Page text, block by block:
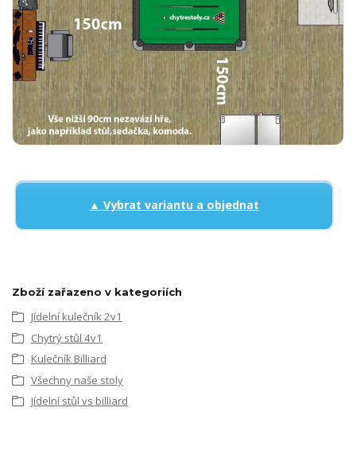
▲ Vybrat variantu a objednat
Zboží zařazeno v kategoriích
Jídelní kulečník 2v1
Chytrý stůl 4v1
Kulečník Billiard
Všechny naše stoly
Jídelní stůl vs billiard